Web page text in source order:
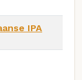
IPA